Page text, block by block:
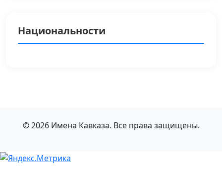
Национальности
© 2026 Имена Кавказа. Все права защищены.